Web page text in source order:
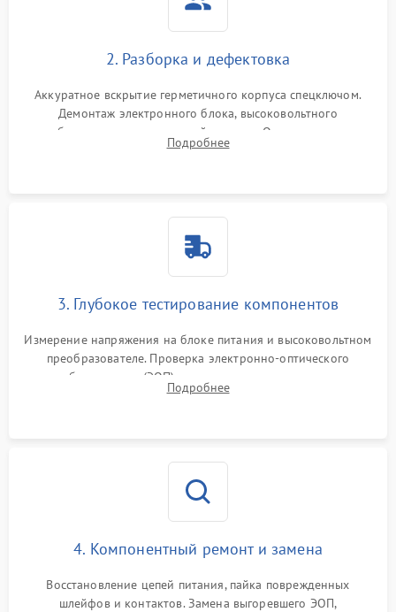
2. Разборка и дефектовка
Аккуратное вскрытие герметичного корпуса спецключом.
Демонтаж электронного блока, высоковольтного
преобразователя и оптической системы. Осмотр контактов
на окисление и проверка целостности уплотнительных
Подробнее
3. Глубокое тестирование компонентов
Измерение напряжения на блоке питания и высоковольтном
преобразователе. Проверка электронно-оптического
преобразователя (ЭОП) на стенде на предмет эмиссии,
шумов и засветок. Диагностика микросхем цифровых
Подробнее
4. Компонентный ремонт и замена
Восстановление цепей питания, пайка поврежденных
шлейфов и контактов. Замена выгоревшего ЭОП,